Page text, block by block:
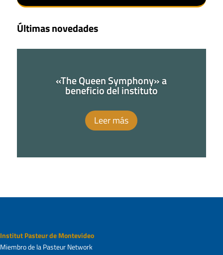
Últimas novedades
«The Queen Symphony» a
beneficio del instituto
Leer más
Institut Pasteur de Montevideo
Miembro de la Pasteur Network